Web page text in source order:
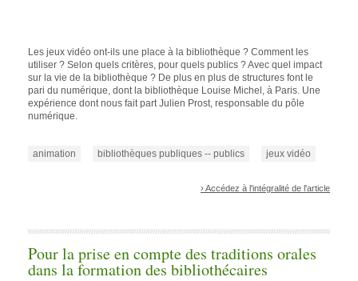
Les jeux vidéo ont-ils une place à la bibliothèque ? Comment les
utiliser ? Selon quels critères, pour quels publics ? Avec quel impact
sur la vie de la bibliothèque ? De plus en plus de structures font le
pari du numérique, dont la bibliothèque Louise Michel, à Paris. Une
expérience dont nous fait part Julien Prost, responsable du pôle
numérique.
animation bibliothèques publiques -- publics jeux vidéo
› Accédez à l'intégralité de l'article
Pour la prise en compte des traditions orales
dans la formation des bibliothécaires